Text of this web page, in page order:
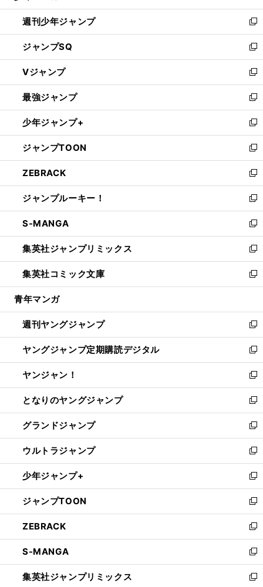
開
く
週刊少年ジャンプ
新
し
い
ウ
ィ
ン
ド
ウ
で
開
く
ジャンプSQ
新
し
い
ウ
ィ
ン
ド
ウ
で
開
く
Vジャンプ
新
し
い
ウ
ィ
ン
ド
ウ
で
開
く
最強ジャンプ
新
し
い
ウ
ィ
ン
ド
ウ
で
開
く
少年ジャンプ+
新
し
い
ウ
ィ
ン
ド
ウ
で
開
く
ジャンプTOON
新
し
い
ウ
ィ
ン
ド
ウ
で
開
く
ZEBRACK
新
し
い
ウ
ィ
ン
ド
ウ
で
開
ジャンプルーキー！
新
し
い
ウ
ィ
ン
ド
ウ
開
く
S-MANGA
新
し
い
ウ
ィ
ン
ウ
で
開
く
集英社ジャンプリミックス
新
し
い
ウ
ン
ド
ウ
で
開
く
集英社コミック文庫
新
し
ウ
ィ
ン
ド
ウ
で
開
く
青年マンガ
週刊ヤングジャンプ
新
し
い
ウ
ィ
ン
ド
ウ
で
開
く
ヤングジャンプ定期購読デジタル
新
し
い
ウ
ィ
ン
ド
ウ
で
開
く
ヤンジャン！
新
し
い
ウ
ィ
ン
ド
ウ
で
開
く
となりのヤングジャンプ
新
し
い
ウ
ィ
ン
ド
ウ
で
開
く
グランドジャンプ
新
し
い
ウ
ィ
ン
ド
ウ
で
開
く
ウルトラジャンプ
新
し
い
ウ
ィ
ン
ド
ウ
で
開
く
少年ジャンプ+
新
し
い
ウ
ィ
ン
ド
ウ
で
ジャンプTOON
新
し
い
ウ
ィ
ン
ド
ZEBRACK
新
し
い
ウ
ィ
S-MANGA
新
し
い
集英社ジャンプリミックス
新